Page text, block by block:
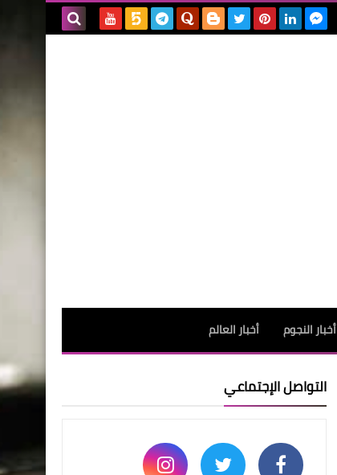
أخبار النجوم أخبار العالم
التواصل الإجتماعي